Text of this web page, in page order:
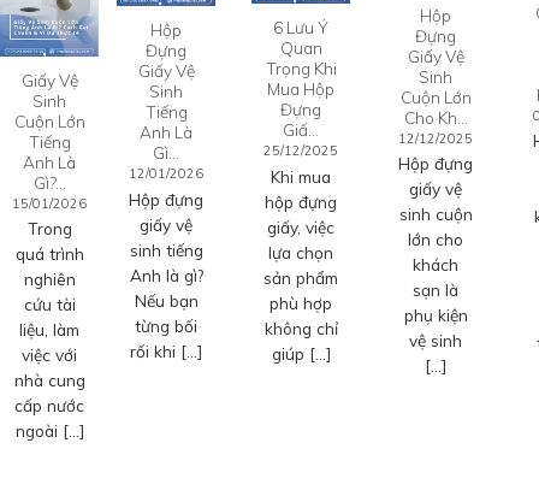
Giấy Vệ
Sinh
Cuộn Lớn
Tiếng
Anh Là
Gì?…
15/01/2026
Trong
quá trình
nghiên
cứu tài
liệu, làm
việc với
nhà cung
cấp nước
ngoài […]
Hộp
Đựng
Giấy Vệ
Sinh
Tiếng
Anh Là
Gì…
12/01/2026
Hộp đựng
giấy vệ
sinh tiếng
Anh là gì?
Nếu bạn
từng bối
rối khi […]
6 Lưu Ý
Quan
Trọng Khi
Mua Hộp
Đựng
Giấ…
25/12/2025
Khi mua
hộp đựng
giấy, việc
lựa chọn
sản phẩm
phù hợp
không chỉ
giúp […]
Hộp
Đựng
Giấy Vệ
Sinh
Cuộn Lớn
Cho Kh…
12/12/2025
Hộp đựng
giấy vệ
sinh cuộn
lớn cho
khách
sạn là
phụ kiện
vệ sinh
[…]